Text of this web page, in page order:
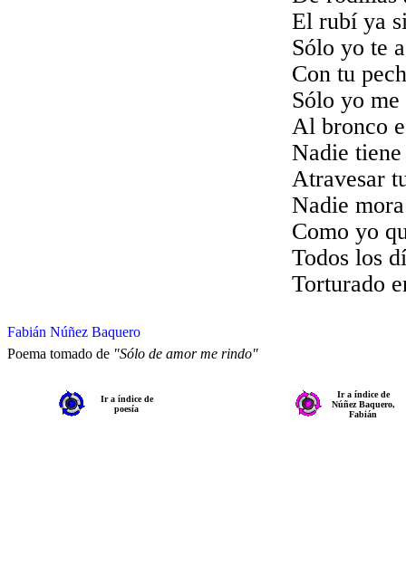
El rubí ya
Sólo yo te
Con tu
Sólo yo me
Al bronco
Nadie
Atravesar
Nadie
Como yo
Todos los
Torturado
Fabián Núñez Baquero
Poema tomado de "Sólo de amor me rindo"
Ir a índice de
poesía
Ir a índice de
Núñez Baquero,
Fabián